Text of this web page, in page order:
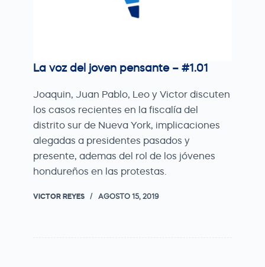
La voz del joven pensante – #1.01
Joaquin, Juan Pablo, Leo y Victor discuten
los casos recientes en la fiscalía del
distrito sur de Nueva York, implicaciones
alegadas a presidentes pasados y
presente, ademas del rol de los jóvenes
hondureños en las protestas.
VICTOR REYES AGOSTO 15, 2019